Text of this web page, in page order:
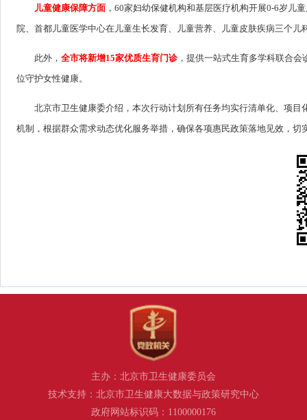
儿童健康保障方面 ，60家妇幼保健机构和基层医疗机构开展0-6岁儿
院、首都儿童医学中心在儿童生长发育、儿童营养、儿童皮肤疾病三个儿
此外， 全市将新增15家优质生育门诊，提供一站式生育多学科联合会
位守护女性健康。
北京市卫生健康委介绍，本次行动计划所有任务均实行清单化、项
机制，根据群众需求动态优化服务举措，确保各项惠民政策落地见效，切
主办：北京市卫生健康委员会
技术支持：北京市卫生健康大数据与政策研究中心
政府网站标识码：1100000176